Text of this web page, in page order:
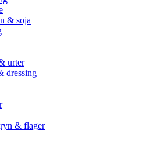
& soja
urter
dressing
& flager